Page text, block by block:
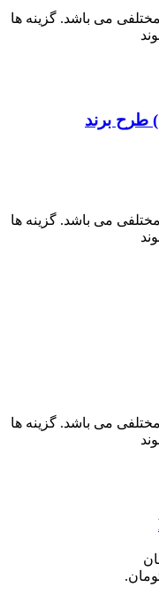
می باشد. گزینه ها
می باشد. گزینه ها
می باشد. گزینه ها
تومان